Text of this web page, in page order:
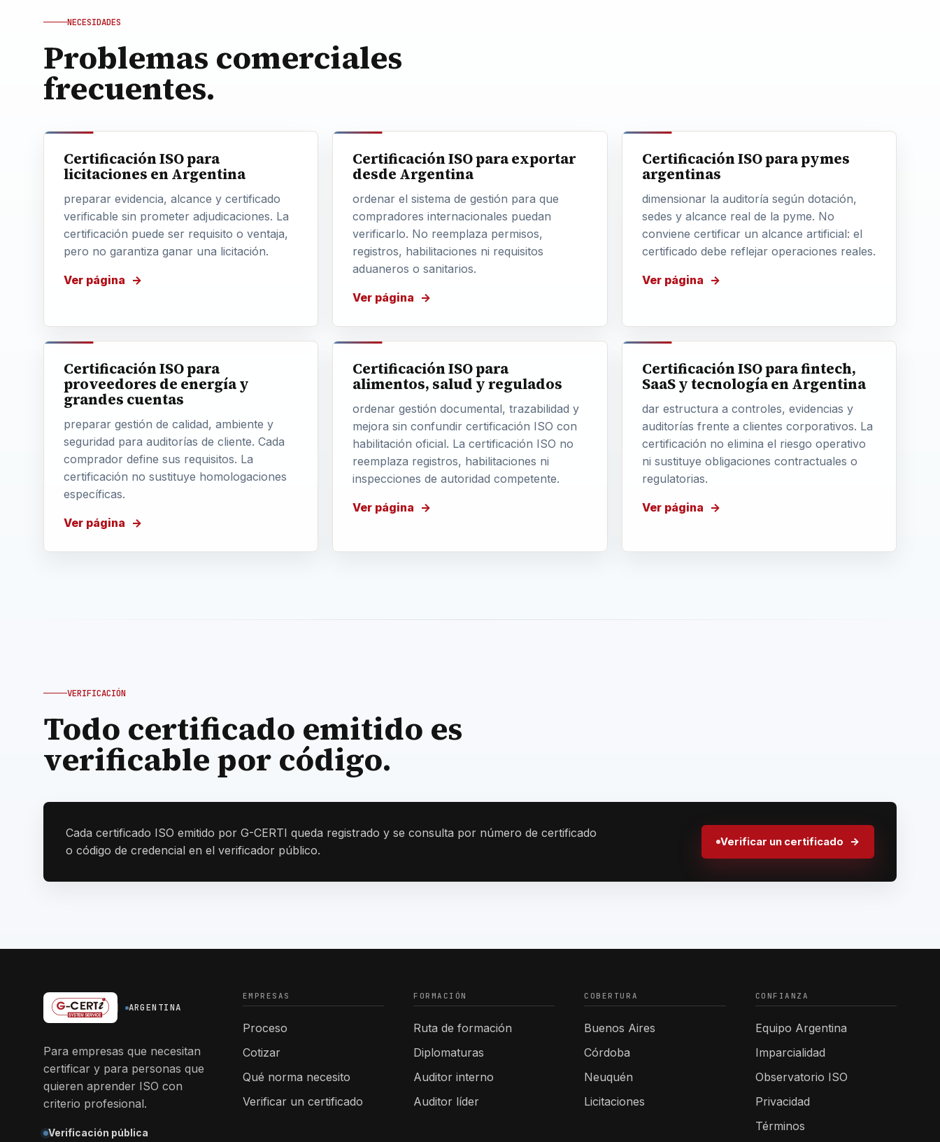
NECESIDADES
Problemas comerciales
frecuentes.
Certificación ISO para
licitaciones en Argentina
preparar evidencia, alcance y certificado
verificable sin prometer adjudicaciones. La
certificación puede ser requisito o ventaja,
pero no garantiza ganar una licitación.
Ver página
Certificación ISO para exportar
desde Argentina
ordenar el sistema de gestión para que
compradores internacionales puedan
verificarlo. No reemplaza permisos,
registros, habilitaciones ni requisitos
aduaneros o sanitarios.
Ver página
Certificación ISO para pymes
argentinas
dimensionar la auditoría según dotación,
sedes y alcance real de la pyme. No
conviene certificar un alcance artificial: el
certificado debe reflejar operaciones reales.
Ver página
Certificación ISO para
proveedores de energía y
grandes cuentas
preparar gestión de calidad, ambiente y
seguridad para auditorías de cliente. Cada
comprador define sus requisitos. La
certificación no sustituye homologaciones
específicas.
Ver página
Certificación ISO para
alimentos, salud y regulados
ordenar gestión documental, trazabilidad y
mejora sin confundir certificación ISO con
habilitación oficial. La certificación ISO no
reemplaza registros, habilitaciones ni
inspecciones de autoridad competente.
Ver página
Certificación ISO para fintech,
SaaS y tecnología en Argentina
dar estructura a controles, evidencias y
auditorías frente a clientes corporativos. La
certificación no elimina el riesgo operativo
ni sustituye obligaciones contractuales o
regulatorias.
Ver página
VERIFICACIÓN
Todo certificado emitido es
verificable por código.
Cada certificado ISO emitido por G-CERTI queda registrado y se consulta por número de certificado
o código de credencial en el verificador público.
Verificar un certificado
ARGENTINA
Para empresas que necesitan
certificar y para personas que
quieren aprender ISO con
criterio profesional.
Verificación pública
EMPRESAS
Proceso
Cotizar
Qué norma necesito
Verificar un certificado
FORMACIÓN
Ruta de formación
Diplomaturas
Auditor interno
Auditor líder
COBERTURA
Buenos Aires
Córdoba
Neuquén
Licitaciones
CONFIANZA
Equipo Argentina
Imparcialidad
Observatorio ISO
Privacidad
Términos